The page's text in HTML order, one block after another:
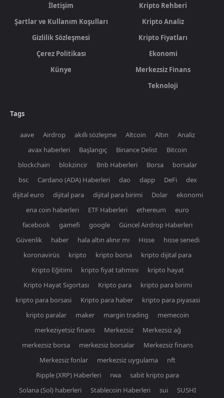
İletişim
Şartlar ve Kullanım Koşulları
Gizlilik Sözleşmesi
Çerez Politikası
Künye
Kripto Rehberi
Kripto Analiz
Kripto Fiyatları
Ekonomi
Merkezsiz Finans
Teknoloji
Tags
aave Airdrop akıllı sözleşme Altcoin Altın
Analiz
avax haberleri
Başlangıç Binance Delist
Bitcoin
blockchain
blokzincir Bnb Haberleri Borsa
borsalar
bsc
Cardano (ADA) Haberleri dao dapp DeFi
dex
dijital euro
dijital para dijital para birimi Dolar
ekonomi
ena coin haberleri
ETF Haberleri ethereum
euro
facebook
gamefi google
Güncel Airdrop Haberleri
Güvenlik
haber hala altın alınır mı Hisse
hisse senedi
koronavirüs
kripto kripto borsa
kripto dijital para
Kripto Eğitimi
kripto fiyat tahmini
kripto hayat
Kripto Hayat Sigortası
Kripto para
kripto para birimi
kripto para borsasi
Kripto para haber
kripto para piyasasi
kripto paralar
maker margin trading
memecoin
merkeziyetsiz finans
Merkezsiz
Merkezsiz ağ
merkezsiz borsa
merkezsiz borsalar
Merkezsiz finans
Merkezsiz fonlar
merkezsiz uygulama
nft
Ripple (XRP) Haberleri
rwa
sabit kripto para
Solana (Sol) haberleri
Stablecoin Haberleri sui SUSHI